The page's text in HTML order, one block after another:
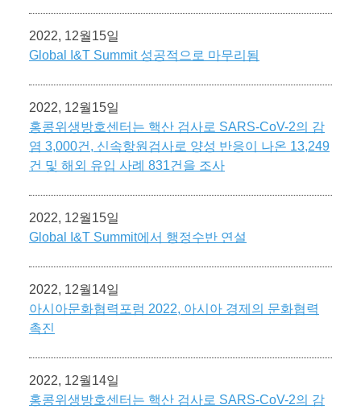
2022, 12월15일
Global I&T Summit 성공적으로 마무리됨
2022, 12월15일
홍콩위생방호센터는 핵산 검사로 SARS-CoV-2의 감
염 3,000건, 신속항원검사로 양성 반응이 나온 13,249
건 및 해외 유입 사례 831건을 조사
2022, 12월15일
Global I&T Summit에서 행정수반 연설
2022, 12월14일
아시아문화협력포럼 2022, 아시아 경제의 문화협력
촉진
2022, 12월14일
홍콩위생방호센터는 핵산 검사로 SARS-CoV-2의 감